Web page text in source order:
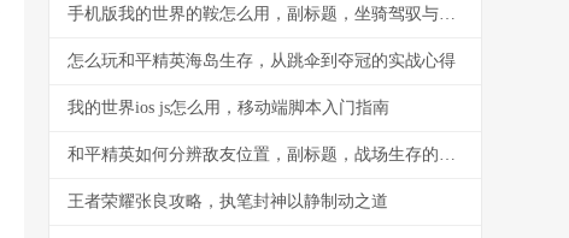
手机版我的世界的鞍怎么用，副标题，坐骑驾驭与运输艺术全解析
怎么玩和平精英海岛生存，从跳伞到夺冠的实战心得
我的世界ios js怎么用，移动端脚本入门指南
和平精英如何分辨敌友位置，副标题，战场生存的视听艺术
王者荣耀张良攻略，执笔封神以静制动之道